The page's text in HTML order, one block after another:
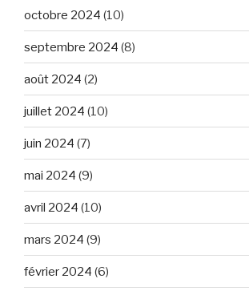
octobre 2024 (10)
septembre 2024 (8)
août 2024 (2)
juillet 2024 (10)
juin 2024 (7)
mai 2024 (9)
avril 2024 (10)
mars 2024 (9)
février 2024 (6)